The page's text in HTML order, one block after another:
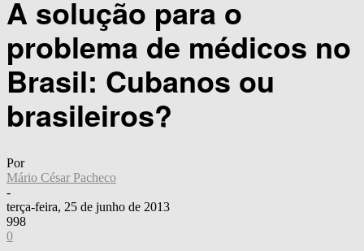
A solução para o
problema de médicos no
Brasil: Cubanos ou
brasileiros?
Por
Mário César Pacheco
-
terça-feira, 25 de junho de 2013
998
0